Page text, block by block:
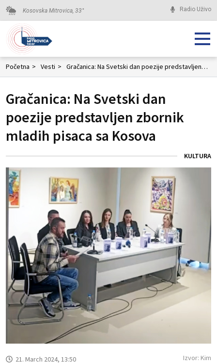
Kosovska Mitrovica, 33° Radio Uživo
Početna > Vesti > Gračanica: Na Svetski dan poezije predstavljen zbornik mladih pisaca sa Kosova
Gračanica: Na Svetski dan
poezije predstavljen zbornik
mladih pisaca sa Kosova
KULTURA
21. March 2024, 13:50 Izvor: Kim